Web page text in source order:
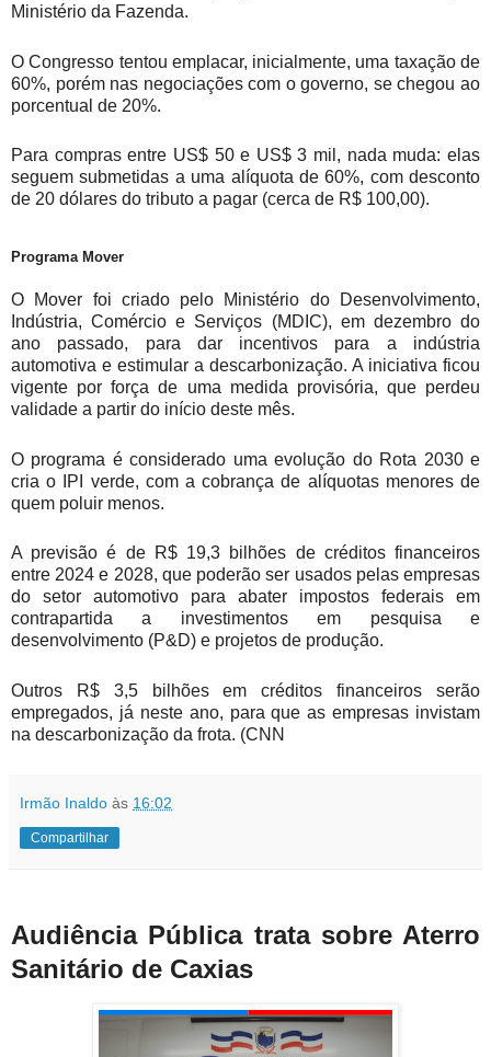
Ministério da Fazenda.
O Congresso tentou emplacar, inicialmente, uma taxação de
60%, porém nas negociações com o governo, se chegou ao
porcentual de 20%.
Para compras entre US$ 50 e US$ 3 mil, nada muda: elas
seguem submetidas a uma alíquota de 60%, com desconto
de 20 dólares do tributo a pagar (cerca de R$ 100,00).
Programa Mover
O Mover foi criado pelo Ministério do Desenvolvimento,
Indústria, Comércio e Serviços (MDIC), em dezembro do
ano passado, para dar incentivos para a indústria
automotiva e estimular a descarbonização. A iniciativa ficou
vigente por força de uma medida provisória, que perdeu
validade a partir do início deste mês.
O programa é considerado uma evolução do Rota 2030 e
cria o IPI verde, com a cobrança de alíquotas menores de
quem poluir menos.
A previsão é de R$ 19,3 bilhões de créditos financeiros
entre 2024 e 2028, que poderão ser usados pelas empresas
do setor automotivo para abater impostos federais em
contrapartida a investimentos em pesquisa e
desenvolvimento (P&D) e projetos de produção.
Outros R$ 3,5 bilhões em créditos financeiros serão
empregados, já neste ano, para que as empresas invistam
na descarbonização da frota. (CNN
Irmão Inaldo às 16:02
Compartilhar
Audiência Pública trata sobre Aterro
Sanitário de Caxias